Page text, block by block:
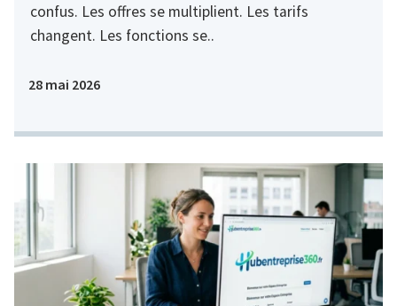
confus. Les offres se multiplient. Les tarifs
changent. Les fonctions se..
28 mai 2026